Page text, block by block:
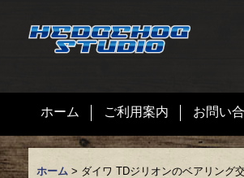
ホーム ご利用案内 お問い
ホーム > ダイワ TDジリオンのベアリング